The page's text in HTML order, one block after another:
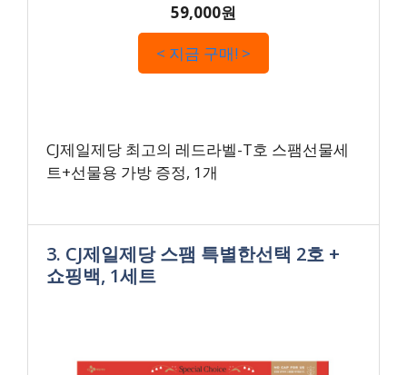
59,000원
< 지금 구매! >
CJ제일제당 최고의 레드라벨-T호 스팸선물세
트+선물용 가방 증정, 1개
3. CJ제일제당 스팸 특별한선택 2호 +
쇼핑백, 1세트